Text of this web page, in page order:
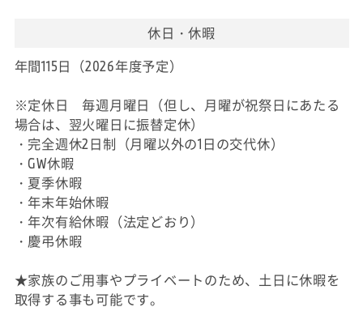
休日・休暇
年間115日（2026年度予定）
※定休日 毎週月曜日（但し、月曜が祝祭日にあたる
場合は、翌火曜日に振替定休）
・完全週休2日制（月曜以外の1日の交代休）
・GW休暇
・夏季休暇
・年末年始休暇
・年次有給休暇（法定どおり）
・慶弔休暇
★家族のご用事やプライベートのため、土日に休暇を
取得する事も可能です。